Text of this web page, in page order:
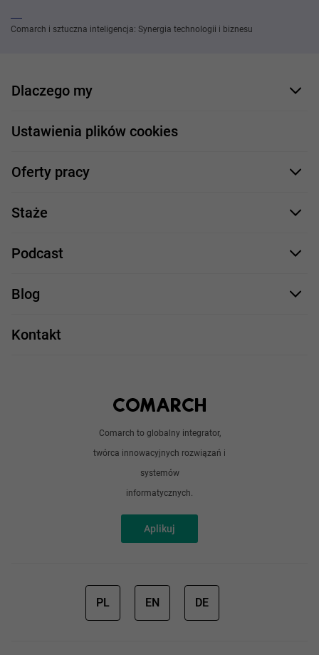
Comarch i sztuczna inteligencja: Synergia technologii i biznesu
Comarch to globalny integrator,
twórca innowacyjnych rozwiązań i
systemów
informatycznych.
Aplikuj
Dlaczego my
Nasi pracownicy
Nasze projekty
Profile zawodowe
Ustawienia plików cookies
Oferty pracy
Formularz aplikacyjny
.NET
C++
Doświadczeni programiści
Staże
Staże IT
Podcast
Comarch Careers
Blog
Praca w IT
Kontakt
PL EN DE